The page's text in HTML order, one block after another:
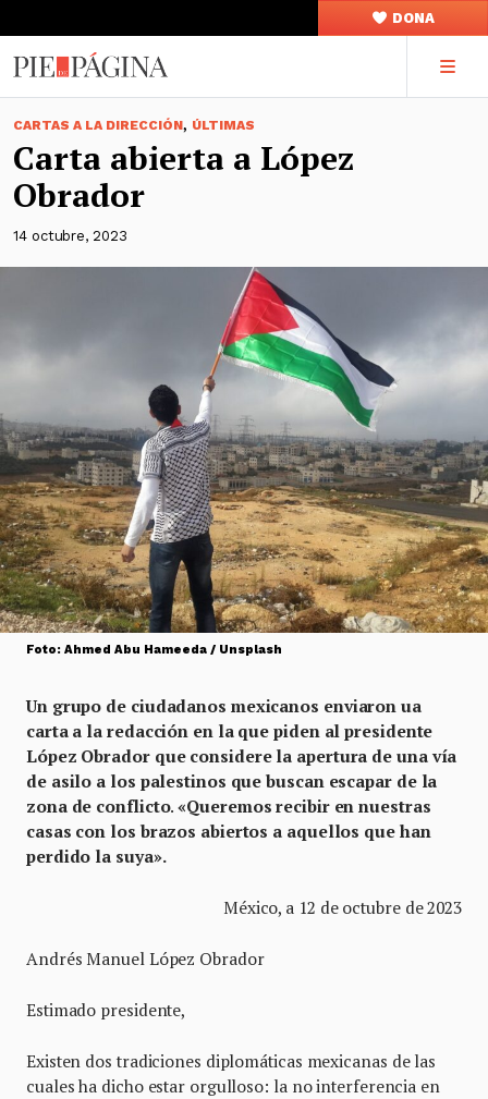
DONA
CARTAS A LA DIRECCIÓN, ÚLTIMAS
Carta abierta a López
Obrador
14 octubre, 2023
Foto: Ahmed Abu Hameeda / Unsplash
Un grupo de ciudadanos mexicanos enviaron ua
carta a la redacción en la que piden al presidente
López Obrador que considere la apertura de una vía
de asilo a los palestinos que buscan escapar de la
zona de conflicto.«Queremos recibir en nuestras
casas con los brazos abiertos a aquellos que han
perdido la suya».
México, a 12 de octubre de 2023
Andrés Manuel López Obrador
Estimado presidente,
Existen dos tradiciones diplomáticas mexicanas de las
cuales ha dicho estar orgulloso: la no interferencia en